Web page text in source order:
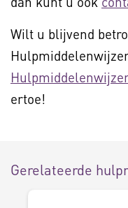
Wilt u blijvend
ertoe!
Gerelateerde